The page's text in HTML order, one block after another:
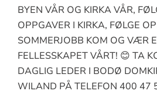
BYEN VÅR OG KIRKA VÅR,
OPPGAVER I KIRKA, FØLGE
SOMMERJOBB KOM OG VÆR
FELLESSKAPET VÅRT! 😊 TA
DAGLIG LEDER I BODØ
WILAND PÅ TELEFON 400 47